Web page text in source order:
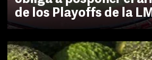
de los Playoffs de la